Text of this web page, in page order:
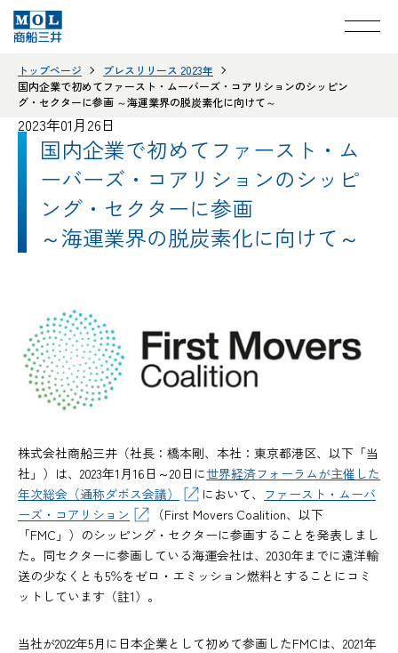
トップページ
プレスリリース 2023年
国内企業で初めてファースト・ムーバーズ・コアリションのシッピン
グ・セクターに参画 ～海運業界の脱炭素化に向けて～
2023年01月26日
国内企業で初めてファースト・ム
ーバーズ・コアリションのシッピ
ング・セクターに参画
～海運業界の脱炭素化に向けて～
株式会社商船三井（社長：橋本剛、本社：東京都港区、以下「当
社」）は、2023年1月16日～20日に世界経済フォーラムが主催した
年次総会（通称ダボス会議）
において、 ファースト・ムーバ
ーズ・コアリション
（First Movers Coalition、以下
「FMC」）のシッピング・セクターに参画することを発表しまし
た。同セクターに参画している海運会社は、2030年までに遠洋輸
送の少なくとも5％をゼロ・エミッション燃料とすることにコミ
ットしています（註1）。
当社が2022年5月に日本企業として初めて参画したFMCは、2021年